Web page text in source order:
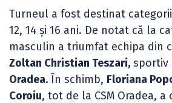
Turneul a fost destinat
12, 14 și 16 ani. De notat că la
masculin a triumfat echipa din
Zoltan Christian Teszari, sportiv
Oradea. În schimb, Floriana
Coroiu, tot de la CSM Oradea,